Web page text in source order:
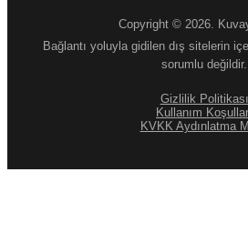
Copyright © 2026.
Bağlantı yoluyla gidilen dış sitelerin
sorumlu değildir.
Gizlilik Politikası
Kullanım
KVKK Aydınlatma